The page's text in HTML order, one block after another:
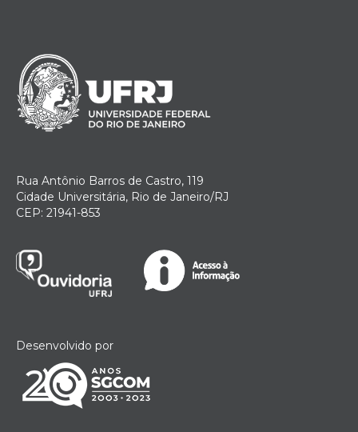
Rua Antônio Barros de Castro, 119
Cidade Universitária, Rio de Janeiro/RJ
CEP: 21941-853
Desenvolvido por